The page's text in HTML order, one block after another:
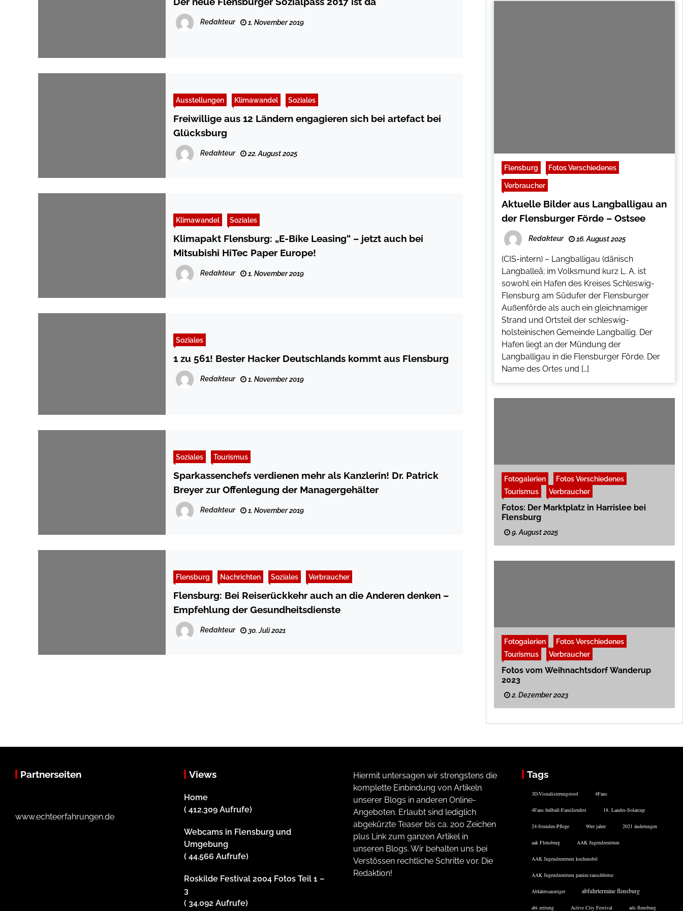
Redakteur 1. November 2019
Ausstellungen Klimawandel Soziales
Freiwillige aus 12 Ländern engagieren sich bei artefact bei
Glücksburg
Redakteur 22. August 2025
Klimawandel Soziales
Klimapakt Flensburg: „E-Bike Leasing“ – jetzt auch bei
Mitsubishi HiTec Paper Europe!
Redakteur 1. November 2019
Soziales
1 zu 561! Bester Hacker Deutschlands kommt aus Flensburg
Redakteur 1. November 2019
Soziales Tourismus
Sparkassenchefs verdienen mehr als Kanzlerin! Dr. Patrick
Breyer zur Offenlegung der Managergehälter
Redakteur 1. November 2019
Flensburg Nachrichten Soziales Verbraucher
Flensburg: Bei Reiserückkehr auch an die Anderen denken –
Empfehlung der Gesundheitsdienste
Redakteur 30. Juli 2021
Flensburg Fotos Verschiedenes
Verbraucher
Aktuelle Bilder aus Langballigau an
der Flensburger Förde – Ostsee
Redakteur 16. August 2025
(CIS-intern) – Langballigau (dänisch
Langballeå; im Volksmund kurz L. A. ist
sowohl ein Hafen des Kreises Schleswig-
Flensburg am Südufer der Flensburger
Außenförde als auch ein gleichnamiger
Strand und Ortsteil der schleswig-
holsteinischen Gemeinde Langballig. Der
Hafen liegt an der Mündung der
Langballigau in die Flensburger Förde. Der
Name des Ortes und […]
Fotogalerien
Fotos Verschiedenes
Tourismus
Verbraucher
Fotos: Der Marktplatz in Harrislee bei
Flensburg
9. August 2025
Fotogalerien
Fotos Verschiedenes
Tourismus
Verbraucher
Fotos vom Weihnachtsdorf Wanderup
2023
2. Dezember 2023
Partnerseiten
www.echteerfahrungen.de
Views
Home
( 412.309 Aufrufe)
Webcams in Flensburg und
Umgebung
( 44.566 Aufrufe)
Roskilde Festival 2004 Fotos Teil 1 –
3
( 34.092 Aufrufe)
Hiermit untersagen wir strengstens die
komplette Einbindung von Artikeln
unserer Blogs in anderen Online-
Angeboten. Erlaubt sind lediglich
abgekürzte Teaser bis ca. 200 Zeichen
plus Link zum ganzen Artikel in
unseren Blogs. Wir behalten uns bei
Verstössen rechtliche Schritte vor. Die
Redaktion!
Tags
3D-Visualisierungstool 4Fans
4Fans fußball-Familienfest 18. Landes-Solarcup
24-Stunden-Pflege 90er jahre 2021 änderungen
aak Flensburg AAK Jugendzentrum
AAK Jugendzentrum kochmobil
AAK Jugendzentrum panini-tauschbörse
Abfahrtsanzeiger abfuhrtermine flensburg
abi zeitung Active City Festival ads flensburg